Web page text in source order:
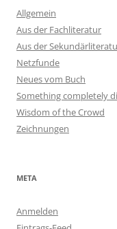
Allgemein
Aus der Fachliteratur
Aus der
Netzfunde
Neues vom Buch
Something completely
Wisdom of the Crowd
Zeichnungen
META
Anmelden